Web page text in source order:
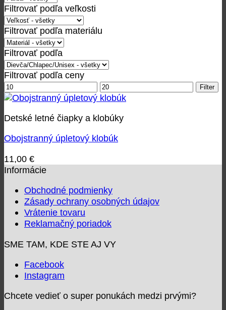
Filtrovať podľa veľkosti
Filtrovať podľa materiálu
Filtrovať podľa
Filtrovať podľa ceny
Minimálna
cena
Maximálna
cena
Filter
Detské letné čiapky a klobúky
Obojstranný úpletový klobúk
11,00 €
Informácie
Obchodné podmienky
Zásady ochrany osobných údajov
Vrátenie tovaru
Reklamačný poriadok
SME TAM, KDE STE AJ VY
Facebook
Instagram
Chcete vedieť o super ponukách medzi prvými?